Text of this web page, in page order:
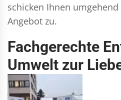
schicken Ihnen
Angebot zu.
Fachgerechte
Umwelt zur